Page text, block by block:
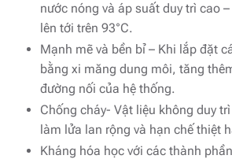
nước nóng và áp suất duy trì cao
lên tới trên 93°C.
Mạnh mẽ và bền bỉ – Khi lắp đặt
bằng xi măng dung môi, tăng
đường nối của hệ thống.
Chống cháy- Vật liệu không duy
làm lửa lan rộng và hạn chế thiệt
Kháng hóa học với các thành